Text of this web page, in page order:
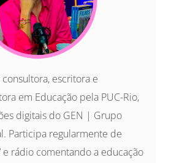
consultora, escritora e
em Educação pela PUC-Rio,
digitais do GEN | Grupo
Participa regularmente de
e rádio comentando a educação